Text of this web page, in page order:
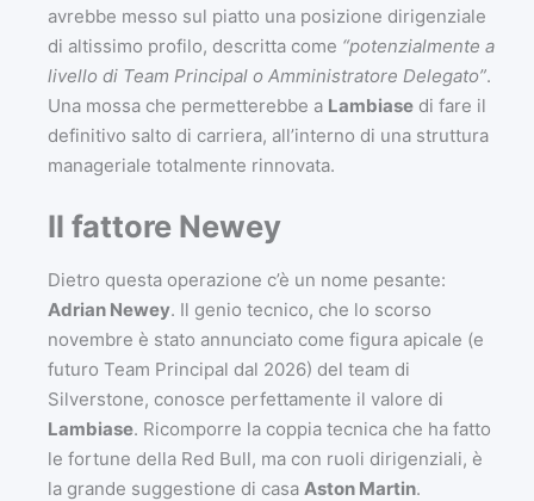
avrebbe messo sul piatto una posizione dirigenziale
di altissimo profilo, descritta come “potenzialmente a
livello di Team Principal o Amministratore Delegato”.
Una mossa che permetterebbe a Lambiase di fare il
definitivo salto di carriera, all’interno di una struttura
manageriale totalmente rinnovata.
Il fattore Newey
Dietro questa operazione c’è un nome pesante:
Adrian Newey. Il genio tecnico, che lo scorso
novembre è stato annunciato come figura apicale (e
futuro Team Principal dal 2026) del team di
Silverstone, conosce perfettamente il valore di
Lambiase. Ricomporre la coppia tecnica che ha fatto
le fortune della Red Bull, ma con ruoli dirigenziali, è
la grande suggestione di casa Aston Martin.